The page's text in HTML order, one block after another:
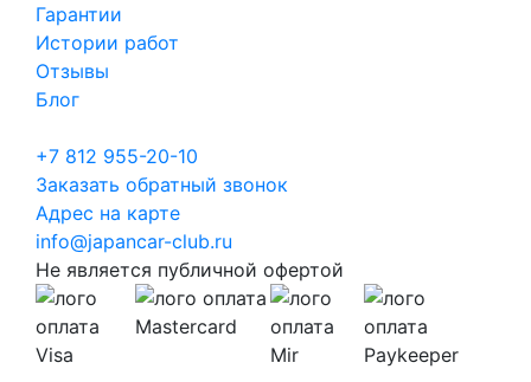
Гарантии
Истории работ
Отзывы
Блог
+7 812 955-20-10
Заказать обратный звонок
Адрес на карте
info@japancar-club.ru
Не является публичной офертой